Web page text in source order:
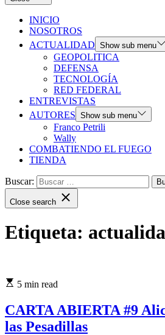
INICIO
NOSOTROS
ACTUALIDAD Show sub menu
GEOPOLITICA
DEFENSA
TECNOLOGÍA
RED FEDERAL
ENTREVISTAS
AUTORES Show sub menu
Franco Petrili
Wally
COMBATIENDO EL FUEGO
TIENDA
Buscar:
Close search
Etiqueta:
5 min read
CARTA ABIERTA #9
las Pesadillas